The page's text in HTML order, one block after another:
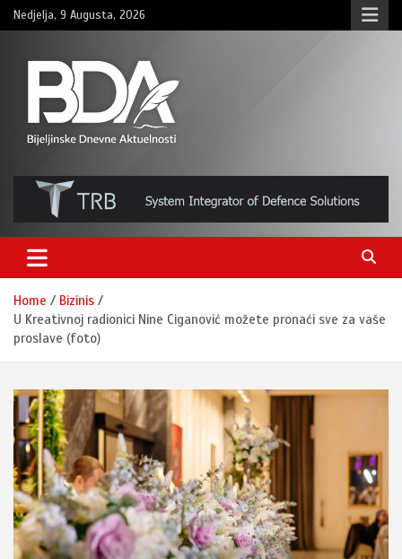
Skip
to
Nedjelja, 9 Augusta, 2026
BNDAN.com
Home
Bizinis
U Kreativnoj radionici Nine Ciganović možete pronaći sve za vaše
proslave (foto)